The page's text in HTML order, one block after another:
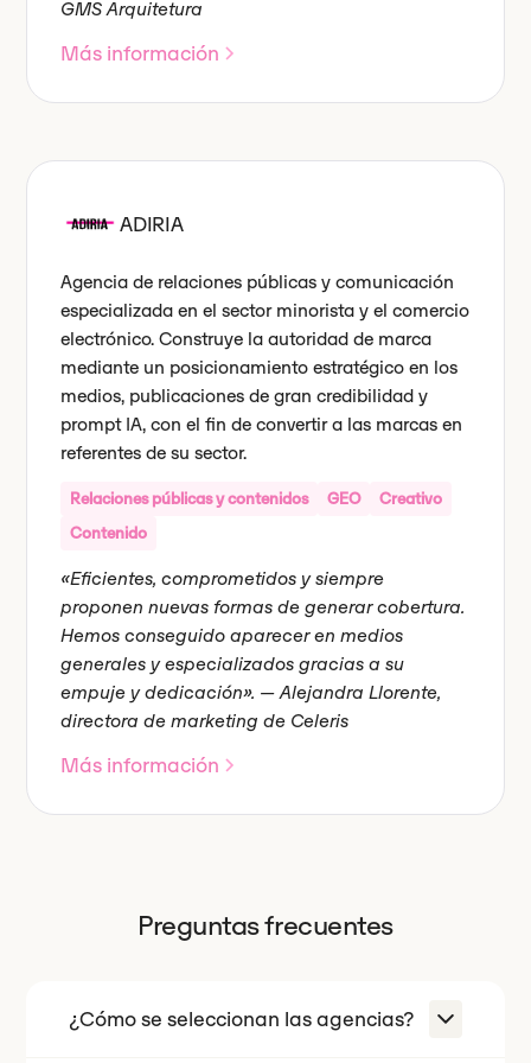
GMS Arquitetura
Más información
ADIRIA
Agencia de relaciones públicas y comunicación
especializada en el sector minorista y el comercio
electrónico. Construye la autoridad de marca
mediante un posicionamiento estratégico en los
medios, publicaciones de gran credibilidad y
prompt IA, con el fin de convertir a las marcas en
referentes de su sector.
Relaciones públicas y contenidos GEO
Creativo
Contenido
«Eficientes, comprometidos y siempre
proponen nuevas formas de generar cobertura.
Hemos conseguido aparecer en medios
generales y especializados gracias a su
empuje y dedicación». — Alejandra Llorente,
directora de marketing de Celeris
Más información
Preguntas frecuentes
¿Cómo se seleccionan las agencias?